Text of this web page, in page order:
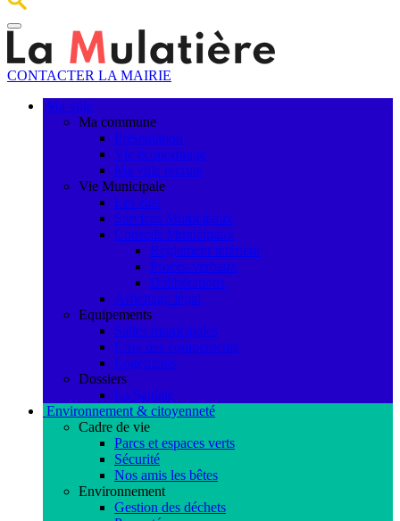
CONTACTER LA MAIRIE
Ma ville
Ma commune
Présentation
Vie économique
Ma ville recrute
Vie Municipale
Les élus
Services Municipaux
Conseils Municipaux
Règlement intérieur
Procès-verbaux
Délibérations
Affichage légal
Equipements
Salles municipales
Liste des équipements
Logements
Dossiers
La Saulaie
Environnement & citoyenneté
Cadre de vie
Parcs et espaces verts
Sécurité
Nos amis les bêtes
Environnement
Gestion des déchets